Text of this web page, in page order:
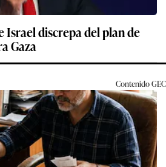
Israel discrepa del plan de
Gaza
ContenidoGEC